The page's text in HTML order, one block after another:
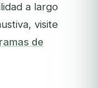
a largo
visite
de